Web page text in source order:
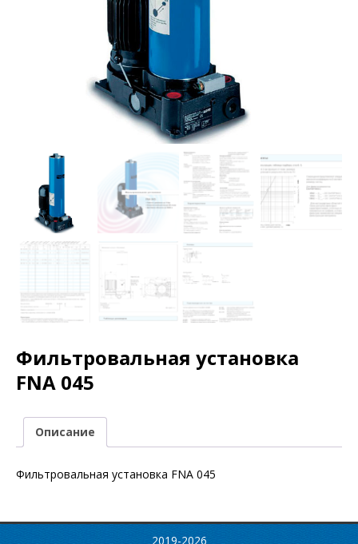
Фильтровальная установка
FNA 045
Описание
Фильтровальная установка FNA 045
2019-2026